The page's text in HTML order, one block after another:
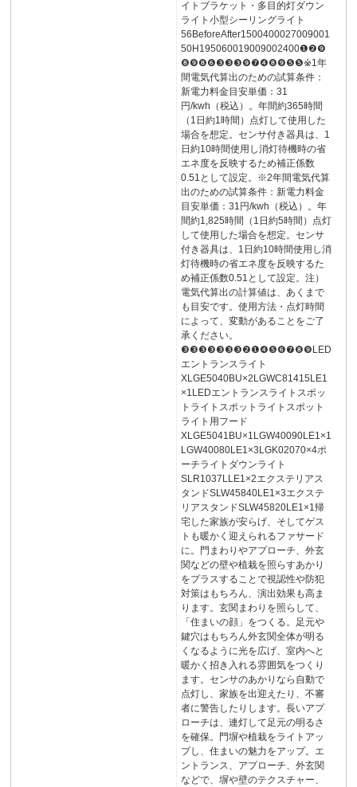
イトブラケット・多目的灯ダウン
ライト小型シーリングライト
56BeforeAfter1500400027009001
50H195060019009002400❶❷❾
❽❾❽❻❸❸❸❾❼❹❽❾❺❺※1年
間電気代算出のための試算条件：
新電力料金目安単価：31
円/kwh（税込）。年間約365時間
（1日約1時間）点灯して使用した
場合を想定。センサ付き器具は、1
日約10時間使用し消灯待機時の省
エネ度を反映するため補正係数
0.51として設定。※2年間電気代算
出のための試算条件：新電力料金
目安単価：31円/kwh（税込）。年
間約1,825時間（1日約5時間）点灯
して使用した場合を想定。センサ
付き器具は、1日約10時間使用し消
灯待機時の省エネ度を反映するた
め補正係数0.51として設定。注）
電気代算出の計算値は、あくまで
も目安です。使用方法・点灯時間
によって、変動があることをご了
承ください。
❸❸❸❸❸❸❸❷❶❹❺❻❼❽❾LED
エントランスライト
XLGE5040BU×2LGWC81415LE1
×1LEDエントランスライトスポッ
トライトスポットライトスポット
ライト用フード
XLGE5041BU×1LGW40090LE1×1
LGW40080LE1×3LGK02070×4ポ
ーチライトダウンライト
SLR1037LLE1×2エクステリアス
タンドSLW45840LE1×3エクステ
リアスタンドSLW45820LE1×1帰
宅した家族が安らげ、そしてゲス
トも暖かく迎えられるファサード
に。門まわりやアプローチ、外玄
関などの壁や植栽を照らすあかり
をプラスすることで視認性や防犯
対策はもちろん、演出効果も高ま
ります。玄関まわりを照らして、
「住まいの顔」をつくる。足元や
鍵穴はもちろん外玄関全体が明る
くなるように光を広げ、室内へと
暖かく招き入れる雰囲気をつくり
ます。センサのあかりなら自動で
点灯し、家族を出迎えたり、不審
者に警告したりします。長いアプ
ローチは、連灯して足元の明るさ
を確保。門塀や植栽をライトアッ
プし、住まいの魅力をアップ。エ
ントランス、アプローチ、外玄関
などで、塀や壁のテクスチャー、